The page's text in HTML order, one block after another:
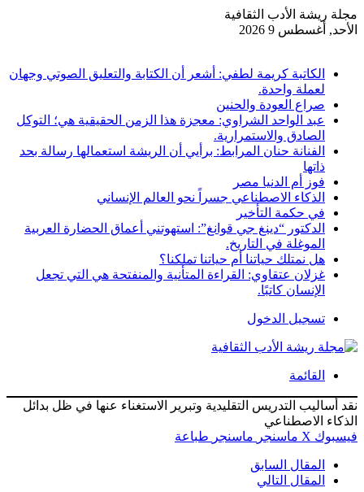
مجلة ريشة الأدب الثقافية
الأحد, أغسطس 9 2026
الكاتبة كريمة لطفي: أشعر أن الكتابة والتعليق الصوتي وجهان
لعملة واحدة.
صراع العودة والحنين
عبد الواحد الشراوي: معجزة هذا الزمن الحقيقية هي؛ التوكل
الصادق والاستمرارية.
الفنانة حنان المرابط: برأيي أن الريشة استعمالها رسالة بحد
ذاتها
فوز أم الدنيا مصر
الذكاء الاصطناعي جسراً نحو العالم الإنساني
في حكمة التأخير
الدكتور “دينغ جي قوانغ”: استهوتني أعماق الحضارة العربية
الموغلة في التاريخ.
هل نمتلك حياتنا أم حياتنا تملكنا؟
غزلان عتقاوي: القراءة المتأنية والمنفتحة هي التي تجعل
الإنسان كاتبًا.
تسجيل الدخول
القائمة
نقد أساليب التدريس التقليدية وتبرير الاستغناء عنها في ظل بدائل
الذكاء الاصطناعي
فيسبوك ‫X ماسنجر ماسنجر طباعة
المقال السابق
المقال التالي